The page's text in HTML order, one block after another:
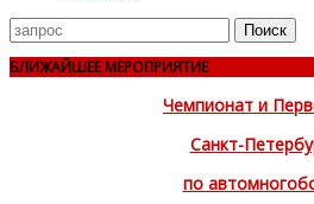
Поиск
для
БЛИЖАЙШЕЕ МЕРОПРИЯТИЕ
Чемпионат и
Санкт-
по